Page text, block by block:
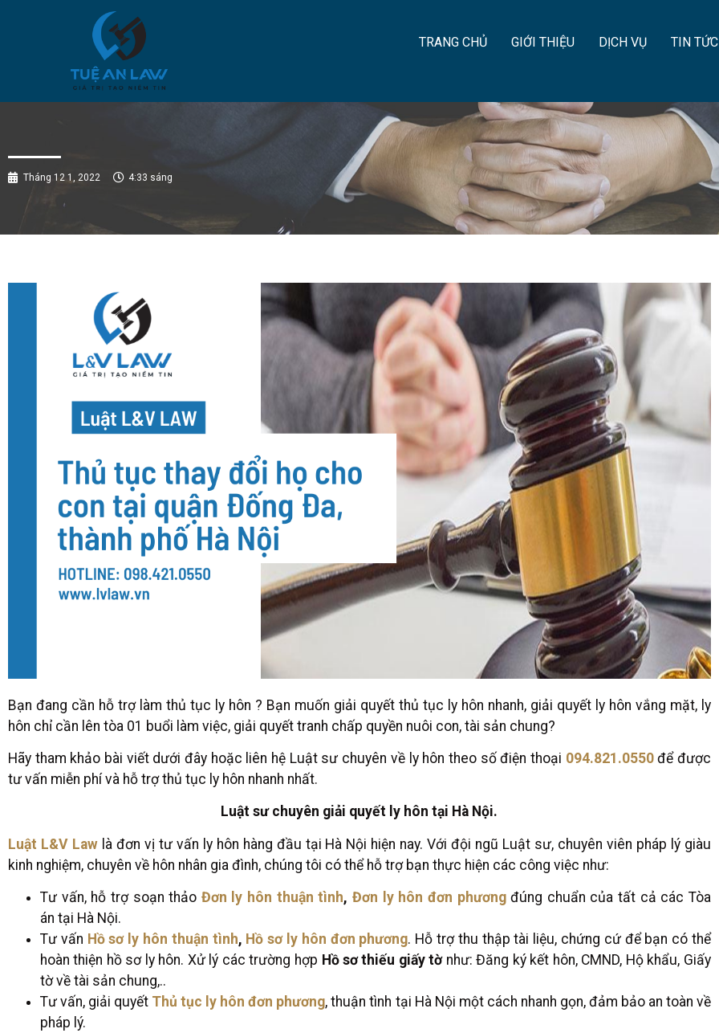
TRANG CHỦ GIỚI THIỆU DỊCH VỤ TIN TỨC
Tháng 12 1, 2022 4:33 sáng
Bạn đang cần hỗ trợ làm thủ tục ly hôn ? Bạn muốn giải quyết thủ tục ly hôn nhanh, giải quyết ly hôn vắng mặt, ly
hôn chỉ cần lên tòa 01 buổi làm việc, giải quyết tranh chấp quyền nuôi con, tài sản chung?
Hãy tham khảo bài viết dưới đây hoặc liên hệ Luật sư chuyên về ly hôn theo số điện thoại 094.821.0550để được
tư vấn miễn phí và hỗ trợ thủ tục ly hôn nhanh nhất.
Luật sư chuyên giải quyết ly hôn tại Hà Nội.
Luật L&V Lawlà đơn vị tư vấn ly hôn hàng đầu tại Hà Nội hiện nay. Với đội ngũ Luật sư, chuyên viên pháp lý giàu
kinh nghiệm, chuyên về hôn nhân gia đình, chúng tôi có thể hỗ trợ bạn thực hiện các công việc như:
Tư vấn, hỗ trợ soạn thảo Đơn ly hôn thuận tình,Đơn ly hôn đơn phươngđúng chuẩn của tất cả các Tòa
án tại Hà Nội.
Tư vấn Hồ sơ ly hôn thuận tình, Hồ sơ ly hôn đơn phương. Hỗ trợ thu thập tài liệu, chứng cứ để bạn có thể
hoàn thiện hồ sơ ly hôn. Xử lý các trường hợp Hồ sơ thiếu giấy tờ như: Đăng ký kết hôn, CMND, Hộ khẩu, Giấy
tờ về tài sản chung,..
Tư vấn, giải quyết Thủ tục ly hôn đơn phương, thuận tình tại Hà Nội một cách nhanh gọn, đảm bảo an toàn về
pháp lý.